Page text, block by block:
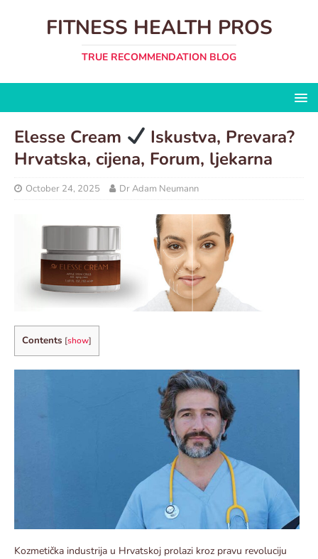
FITNESS HEALTH PROS
TRUE RECOMMENDATION BLOG
Elesse Cream
Iskustva, Prevara?
Hrvatska, cijena, Forum, ljekarna
October 24, 2025 Dr Adam Neumann
Contents [show]
Kozmetička industrija u Hrvatskoj prolazi kroz pravu revoluciju